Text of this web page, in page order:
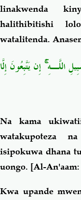
linakwenda
halithibitishi
watalitenda.
اللَّـهِ ۚ إِن يَتَّبِعُونَ إِلَّا
Na kama
watakupoteza
isipokuwa dhana
uongo. [Al-An'aam:
Kwa upande